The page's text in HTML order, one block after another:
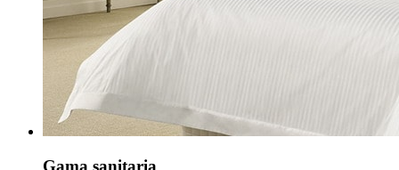
Gama sanitaria